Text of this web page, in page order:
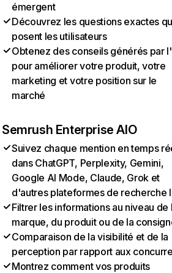
émergent
Découvrez les questions exactes
posent les utilisateurs
Obtenez des conseils générés par
pour améliorer votre produit, votre
marketing et votre position sur le
marché
Semrush Enterprise AIO
Suivez chaque mention en temps
dans ChatGPT, Perplexity, Gemini,
Google AI Mode, Claude, Grok et
d'autres plateformes de recherche
Filtrer les informations au niveau de
marque, du produit ou de la
Comparaison de la visibilité et de la
perception par rapport aux
Montrez comment vos produits